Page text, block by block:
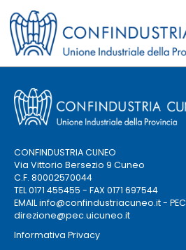
CONFINDUSTRIA CUNEO
Via Vittorio Bersezio 9 Cuneo
C.F. 80002570044
TEL 0171 455455 - FAX 0171 697544
EMAILinfo@confindustriacuneo.it- PEC
direzione@pec.uicuneo.it
Informativa Privacy